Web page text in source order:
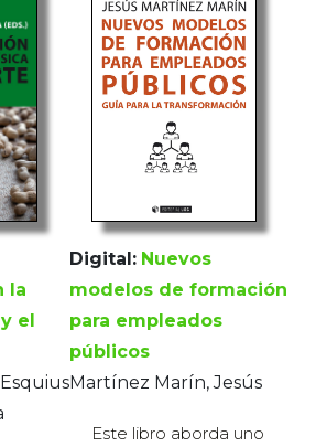
la
el
Digital: Nuevos
modelos de formación
para empleados
públicos
Martínez Marín, Jesús
Este libro aborda uno